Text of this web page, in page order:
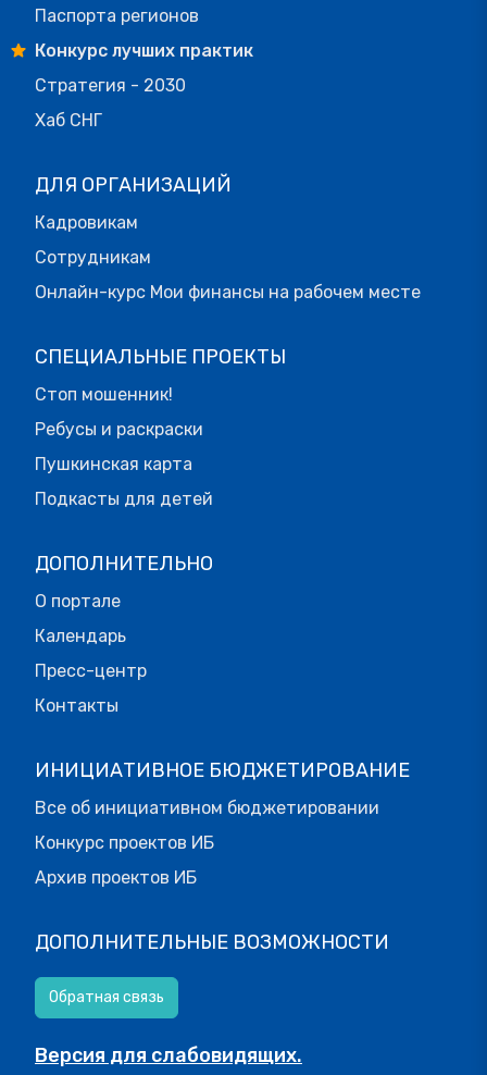
Паспорта регионов
Конкурс лучших практик
Стратегия - 2030
Хаб СНГ
ДЛЯ ОРГАНИЗАЦИЙ
Кадровикам
Сотрудникам
Онлайн-курс Мои финансы на рабочем месте
СПЕЦИАЛЬНЫЕ ПРОЕКТЫ
Стоп мошенник!
Ребусы и раскраски
Пушкинская карта
Подкасты для детей
ДОПОЛНИТЕЛЬНО
О портале
Календарь
Пресс-центр
Контакты
ИНИЦИАТИВНОЕ БЮДЖЕТИРОВАНИЕ
Все об инициативном бюджетировании
Конкурс проектов ИБ
Архив проектов ИБ
ДОПОЛНИТЕЛЬНЫЕ ВОЗМОЖНОСТИ
Обратная связь
Версия для слабовидящих.